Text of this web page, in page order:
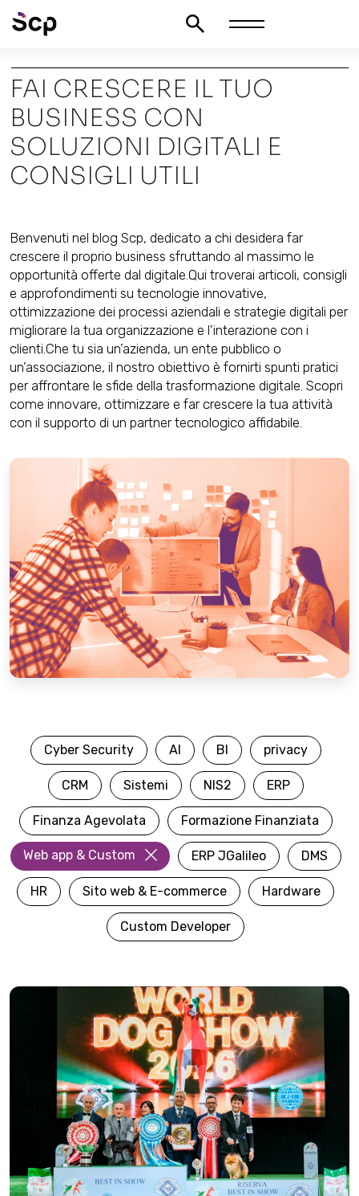
FAI CRESCERE IL TUO
BUSINESS CON
SOLUZIONI DIGITALI E
CONSIGLI UTILI
Benvenuti nel blog Scp, dedicato a chi desidera far
crescere il proprio business sfruttando al massimo le
opportunità offerte dal digitale.Qui troverai articoli, consigli
e approfondimenti su tecnologie innovative,
ottimizzazione dei processi aziendali e strategie digitali per
migliorare la tua organizzazione e l'interazione con i
clienti.Che tu sia un’azienda, un ente pubblico o
un’associazione, il nostro obiettivo è fornirti spunti pratici
per affrontare le sfide della trasformazione digitale. Scopri
come innovare, ottimizzare e far crescere la tua attività
con il supporto di un partner tecnologico affidabile.
Cyber Security AI BI privacy
CRM Sistemi NIS2 ERP
Finanza Agevolata Formazione Finanziata
Web app & Custom ERP JGalileo DMS
HR Sito web & E-commerce Hardware
Custom Developer